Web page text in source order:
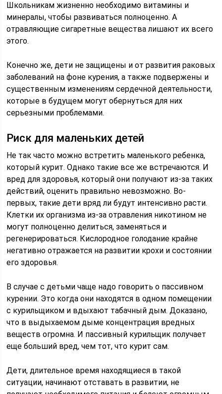
Школьникам жизненно необходимо витамины и
минералы, чтобы развиваться полноценно. А
отравляющие сигаретные вещества лишают их всего
этого.
Конечно же, дети не защищены и от развития раковых
заболеваний на фоне курения, а также подвержены и
существенным изменениям сердечной деятельности,
которые в будущем могут обернуться для них
серьезными проблемами.
Риск для маленьких детей
Не так часто можно встретить маленького ребенка,
который курит. Однако такие все же встречаются. И
вред для здоровья, который они получают из-за таких
действий, оценить правильно невозможно. Во-
первых, такие дети вряд ли будут интенсивно расти.
Клетки их организма из-за отравления никотином не
могут полноценно делиться, заменяться и
регенерироваться. Кислородное голодание крайне
негативно отражается на развитии крохи и состоянии
его здоровья.
В случае с детьми чаще надо говорить о пассивном
курении. Это когда они находятся в одном помещении
с курильщиком и вдыхают табачный дым. Доказано,
что в выдыхаемом дыме концентрация вредных
веществ огромна. И пассивный курильщик получает
еще больший вред, чем тот, что курит сам.
Дети, длительное время находящиеся в такой
ситуации, начинают отставать в развитии, не